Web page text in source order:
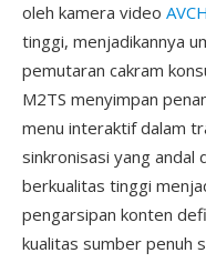
oleh kamera video
tinggi, menjadikannya
pemutaran cakram
M2TS menyimpan
menu interaktif dalam
sinkronisasi yang andal
berkualitas tinggi
pengarsipan konten
kualitas sumber penuh